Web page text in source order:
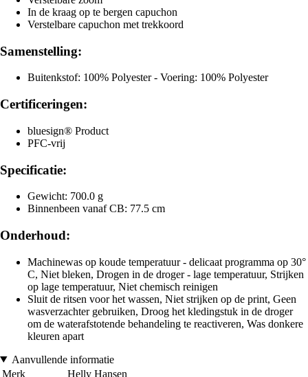
In de kraag op te bergen capuchon
Verstelbare capuchon met trekkoord
Samenstelling:
Buitenkstof: 100% Polyester - Voering: 100% Polyester
Certificeringen:
bluesign® Product
PFC-vrij
Specificatie:
Gewicht: 700.0 g
Binnenbeen vanaf CB: 77.5 cm
Onderhoud:
Machinewas op koude temperatuur - delicaat programma op 30°
C, Niet bleken, Drogen in de droger - lage temperatuur, Strijken
op lage temperatuur, Niet chemisch reinigen
Sluit de ritsen voor het wassen, Niet strijken op de print, Geen
wasverzachter gebruiken, Droog het kledingstuk in de droger
om de waterafstotende behandeling te reactiveren, Was donkere
kleuren apart
Aanvullende informatie
Merk
Helly Hansen